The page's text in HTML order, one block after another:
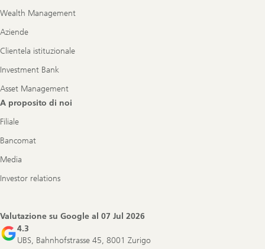
Wealth Management
Aziende
Clientela istituzionale
Investment Bank
Asset Management
A proposito di noi
Filiale
Bancomat
Media
Investor relations
Valutazione su Google al 07 Jul 2026
4.3
UBS, Bahnhofstrasse 45, 8001 Zurigo